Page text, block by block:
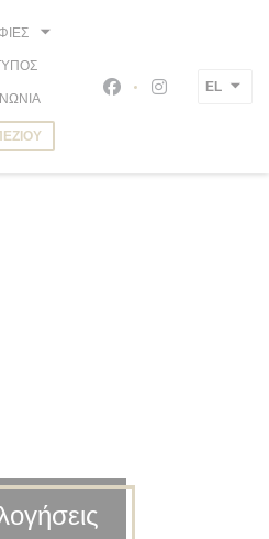
FacebookInstagram
EL